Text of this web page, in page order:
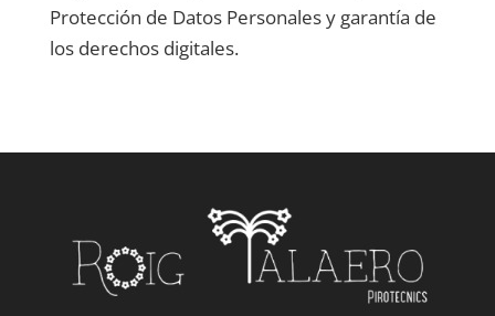
Protección de Datos Personales y garantía de
los derechos digitales.